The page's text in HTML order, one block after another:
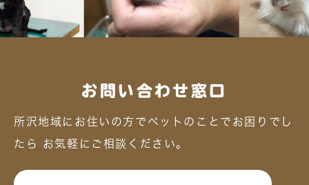
お問い合わせ窓口
所沢地域にお住いの方でペットのことでお困りでし
たら
お気軽にご相談ください。